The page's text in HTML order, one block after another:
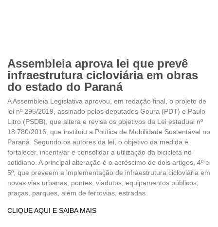
Assembleia aprova lei que prevê
infraestrutura cicloviária em obras
do estado do Paraná
A Assembleia Legislativa aprovou, em redação final, o projeto de
lei nº 295/2019, assinado pelos deputados Goura (PDT) e Paulo
Litro (PSDB), que altera e revisa os objetivos da Lei estadual nº
18.780/2016, que instituiu a Política de Mobilidade Sustentável no
Paraná. Segundo os autores da lei, o objetivo da medida é
fortalecer, incentivar e consolidar a utilização da bicicleta no
cotidiano. A principal alteração é o acréscimo de dois artigos, 4º e
5º, que preveem a implementação de infraestrutura cicloviária em
novas vias urbanas, pontes, viadutos, equipamentos públicos,
praças, parques, além de ferrovias, estradas
CLIQUE AQUI E SAIBA MAIS